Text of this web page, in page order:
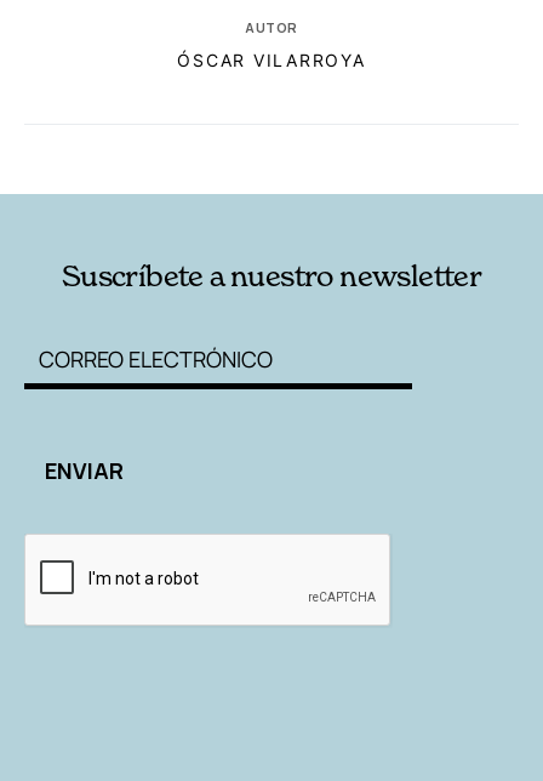
AUTOR
ÓSCAR VILARROYA
Suscríbete a nuestro newsletter